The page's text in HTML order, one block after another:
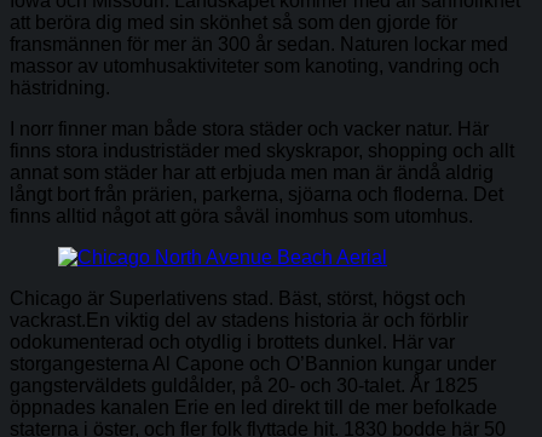
att beröra dig med sin skönhet så som den gjorde för
fransmännen för mer än 300 år sedan. Naturen lockar med
massor av utomhusaktiviteter som kanoting, vandring och
hästridning.
I norr finner man både stora städer och vacker natur. Här
finns stora industristäder med skyskrapor, shopping och allt
annat som städer har att erbjuda men man är ändå aldrig
långt bort från prärien, parkerna, sjöarna och floderna. Det
finns alltid något att göra såväl inomhus som utomhus.
Chicago är Superlativens stad. Bäst, störst, högst och
vackrast.En viktig del av stadens historia är och förblir
odokumenterad och otydlig i brottets dunkel. Här var
storgangesterna Al Capone och O’Bannion kungar under
gangsterväldets guldålder, på 20- och 30-talet. År 1825
öppnades kanalen Erie en led direkt till de mer befolkade
staterna i öster, och fler folk flyttade hit. 1830 bodde här 50